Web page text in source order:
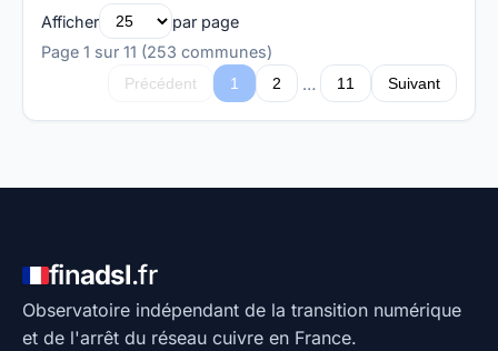
Afficher
par page
Page 1 sur 11 (253 communes)
Précédent 1 2 … 11 Suivant
finadsl.fr
Observatoire indépendant de la transition numérique
et de l'arrêt du réseau cuivre en France.